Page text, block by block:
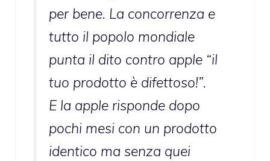
per bene. La concorrenza e
tutto il popolo mondiale
punta il dito contro apple “il
tuo prodotto è difettoso!”.
E la apple risponde dopo
pochi mesi con un prodotto
identico ma senza quei